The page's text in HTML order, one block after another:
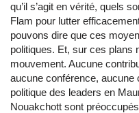
qu’il s’agit en vérité, quels
Flam pour lutter
pouvons dire que ces
politiques. Et, sur ces plans
mouvement. Aucune
aucune conférence,
politique des leaders en
Nouakchott sont